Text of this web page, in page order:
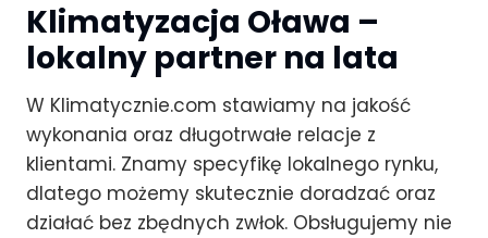
Klimatyzacja Oława –
lokalny partner na lata
W Klimatycznie.com stawiamy na jakość
wykonania oraz długotrwałe relacje z
klientami. Znamy specyfikę lokalnego rynku,
dlatego możemy skutecznie doradzać oraz
działać bez zbędnych zwłok. Obsługujemy nie